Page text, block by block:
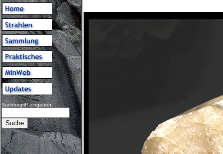
Suchbegriff eingeben: